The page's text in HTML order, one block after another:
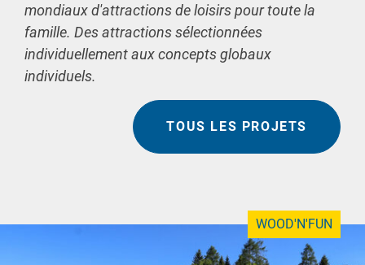
mondiaux d'attractions de loisirs pour toute la
famille. Des attractions sélectionnées
individuellement aux concepts globaux
individuels.
TOUS LES PROJETS
WOOD'N'FUN